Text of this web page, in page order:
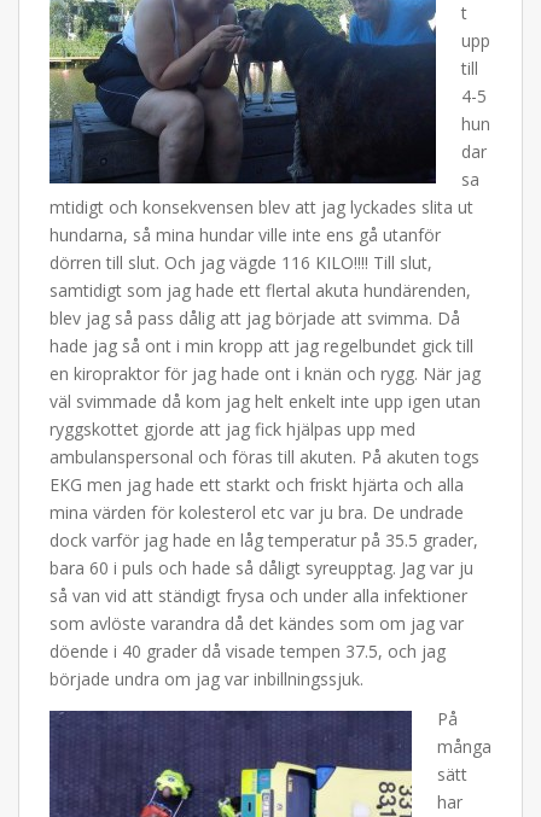
t
upp
till
4-5
hun
dar
sa
mtidigt och konsekvensen blev att jag lyckades slita ut
hundarna, så mina hundar ville inte ens gå utanför
dörren till slut. Och jag vägde 116 KILO!!!! Till slut,
samtidigt som jag hade ett flertal akuta hundärenden,
blev jag så pass dålig att jag började att svimma. Då
hade jag så ont i min kropp att jag regelbundet gick till
en kiropraktor för jag hade ont i knän och rygg. När jag
väl svimmade då kom jag helt enkelt inte upp igen utan
ryggskottet gjorde att jag fick hjälpas upp med
ambulanspersonal och föras till akuten. På akuten togs
EKG men jag hade ett starkt och friskt hjärta och alla
mina värden för kolesterol etc var ju bra. De undrade
dock varför jag hade en låg temperatur på 35.5 grader,
bara 60 i puls och hade så dåligt syreupptag. Jag var ju
så van vid att ständigt frysa och under alla infektioner
som avlöste varandra då det kändes som om jag var
döende i 40 grader då visade tempen 37.5, och jag
började undra om jag var inbillningssjuk.
På
många
sätt
har